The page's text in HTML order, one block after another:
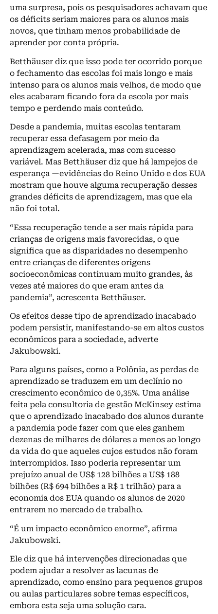
uma surpresa, pois os pesquisadores achavam que
os déficits seriam maiores para os alunos mais
novos, que tinham menos probabilidade de
aprender por conta própria.
Betthäuser diz que isso pode ter ocorrido porque
o fechamento das escolas foi mais longo e mais
intenso para os alunos mais velhos, de modo que
eles acabaram ficando fora da escola por mais
tempo e perdendo mais conteúdo.
Desde a pandemia, muitas escolas tentaram
recuperar essa defasagem por meio da
aprendizagem acelerada, mas com sucesso
variável. Mas Betthäuser diz que há lampejos de
esperança —evidências do Reino Unido e dos EUA
mostram que houve alguma recuperação desses
grandes déficits de aprendizagem, mas que ela
não foi total.
“Essa recuperação tende a ser mais rápida para
crianças de origens mais favorecidas, o que
significa que as disparidades no desempenho
entre crianças de diferentes origens
socioeconômicas continuam muito grandes, às
vezes até maiores do que eram antes da
pandemia”, acrescenta Betthäuser.
Os efeitos desse tipo de aprendizado inacabado
podem persistir, manifestando-se em altos custos
econômicos para a sociedade, adverte
Jakubowski.
Para alguns países, como a Polônia, as perdas de
aprendizado se traduzem em um declínio no
crescimento econômico de 0,35%. Uma análise
feita pela consultoria de gestão McKinsey estima
que o aprendizado inacabado dos alunos durante
a pandemia pode fazer com que eles ganhem
dezenas de milhares de dólares a menos ao longo
da vida do que aqueles cujos estudos não foram
interrompidos. Isso poderia representar um
prejuízo anual de US$ 128 bilhões a US$ 188
bilhões (R$ 694 bilhões a R$ 1 trilhão) para a
economia dos EUA quando os alunos de 2020
entrarem no mercado de trabalho.
“É um impacto econômico enorme”, afirma
Jakubowski.
Ele diz que há intervenções direcionadas que
podem ajudar a resolver as lacunas de
aprendizado, como ensino para pequenos grupos
ou aulas particulares sobre temas específicos,
embora esta seja uma solução cara.